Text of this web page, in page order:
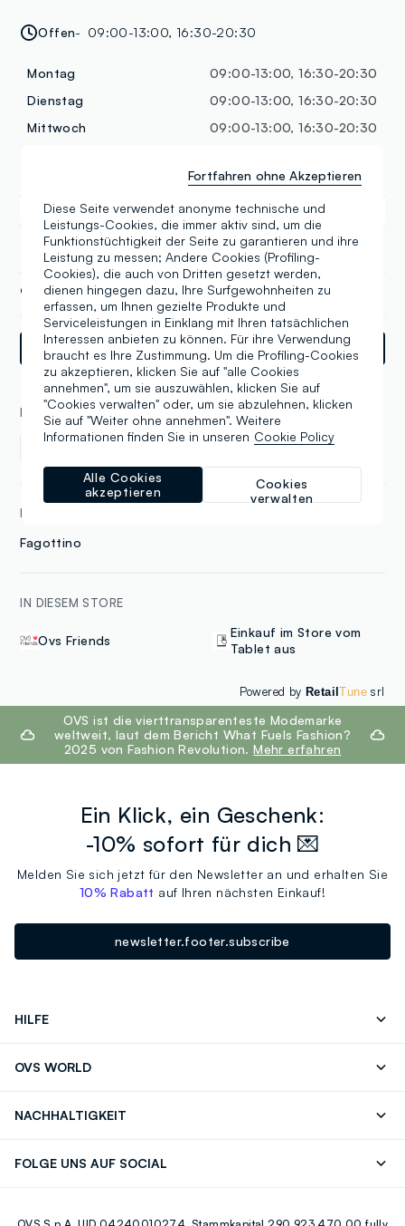
Offen 09:00-13:00, 16:30-20:30
Montag
09:00-13:00, 16:30-20:30
Dienstag
09:00-13:00, 16:30-20:30
Mittwoch
09:00-13:00, 16:30-20:30
09:00-13:00, 16:30-20:30
Samstag
09:00-13:00, 16:30-20:30
Sonntag
Geschlossen
+39 080 9642355
Wegbeschreibungen
KOLLEKTIONEN
MARKEN
Fagottino
IN DIESEM STORE
Ovs Friends
Einkauf im Store vom
Tablet aus
Powered by RetailTunesrl
footer.ariatitleOVS ist die vierttransparenteste Modemarke
weltweit, laut dem Bericht What Fuels Fashion?
2025 von Fashion Revolution.Mehr erfahren
Ein Klick, ein Geschenk:
-10% sofort für dich 💌
Melden Sie sich jetzt für den Newsletter an und erhalten Sie
10% Rabatt auf Ihren nächsten Einkauf!
newsletter.footer.subscribe
HILFE
Bestellung/Rücksendung
OVS WORLD
NACHHALTIGKEIT
FOLGE UNS AUF SOCIAL
Diese Seite verwendet anonyme technische und
Leistungs-Cookies, die immer aktiv sind, um die
Funktionstüchtigkeit der Seite zu garantieren und ihre
Leistung zu messen; Andere Cookies (Profiling-
Cookies), die auch von Dritten gesetzt werden,
dienen hingegen dazu, Ihre Surfgewohnheiten zu
erfassen, um Ihnen gezielte Produkte und
Serviceleistungen in Einklang mit Ihren tatsächlichen
Interessen anbieten zu können. Für ihre Verwendung
braucht es Ihre Zustimmung. Um die Profiling-Cookies
zu akzeptieren, klicken Sie auf "alle Cookies
annehmen", um sie auszuwählen, klicken Sie auf
"Cookies verwalten" oder, um sie abzulehnen, klicken
Sie auf "Weiter ohne annehmen". Weitere
Informationen finden Sie in unseren Cookie Policy
Cookies
verwalten
Alle Cookies
akzeptieren
Fortfahren ohne Akzeptieren